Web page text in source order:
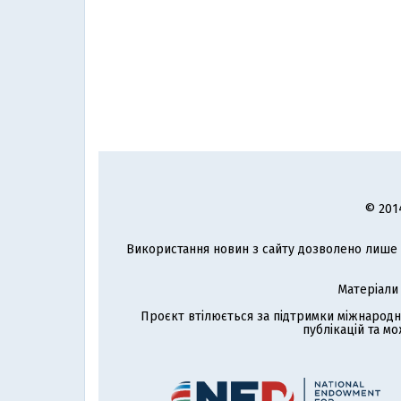
©
Використання новин з сайту дозволено
Проєкт втілюється за підтримки
публікацій та